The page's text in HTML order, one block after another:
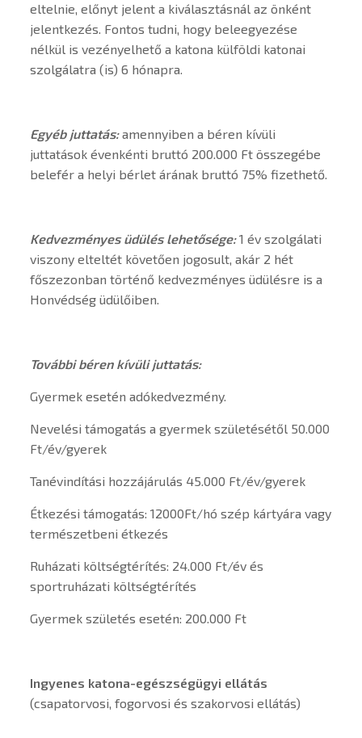
eltelnie, előnyt jelent a kiválasztásnál az önként
jelentkezés. Fontos tudni, hogy beleegyezése
nélkül is vezényelhető a katona külföldi katonai
szolgálatra (is) 6 hónapra.
Egyéb juttatás:amennyiben a béren kívüli
juttatások évenkénti bruttó 200.000 Ft összegébe
belefér a helyi bérlet árának bruttó 75% fizethető.
Kedvezményes üdülés lehetősége:1 év szolgálati
viszony elteltét követően jogosult, akár 2 hét
főszezonban történő kedvezményes üdülésre is a
Honvédség üdülőiben.
További béren kívüli juttatás:
Gyermek esetén adókedvezmény.
Nevelési támogatás a gyermek születésétől 50.000
Ft/év/gyerek
Tanévindítási hozzájárulás 45.000 Ft/év/gyerek
Étkezési támogatás: 12000Ft/hó szép kártyára vagy
természetbeni étkezés
Ruházati költségtérítés: 24.000 Ft/év és
sportruházati költségtérítés
Gyermek születés esetén: 200.000 Ft
Ingyenes katona-egészségügyi ellátás
(csapatorvosi, fogorvosi és szakorvosi ellátás)